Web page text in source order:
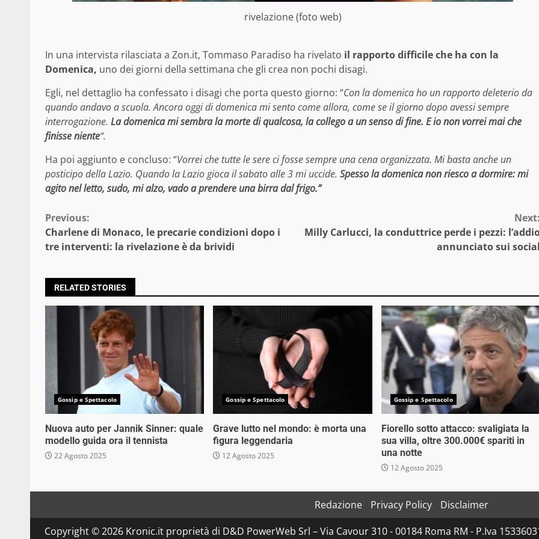
rivelazione (foto web)
In una intervista rilasciata a Zon.it, Tommaso Paradiso ha rivelato il rapporto difficile che ha con la
Domenica, uno dei giorni della settimana che gli crea non pochi disagi.
Egli, nel dettaglio ha confessato i disagi che porta questo giorno: “Con la domenica ho un rapporto deleterio da
quando andavo a scuola. Ancora oggi di domenica mi sento come allora, come se il giorno dopo avessi sempre
interrogazione. La domenica mi sembra la morte di qualcosa, la collego a un senso di fine. E io non vorrei mai che
finisse niente“.
Ha poi aggiunto e concluso: “Vorrei che tutte le sere ci fosse sempre una cena organizzata. Mi basta anche un
posticipo della Lazio. Quando la Lazio gioca il sabato alle 3 mi uccide. Spesso la domenica non riesco a dormire: mi
agito nel letto, sudo, mi alzo, vado a prendere una birra dal frigo.”
Continue
Reading
Previous:
Charlene di Monaco, le precarie condizioni dopo i
tre interventi: la rivelazione è da brividi
Next:
Milly Carlucci, la conduttrice perde i pezzi:
annunciato sui social
RELATED STORIES
Gossip e Spettacolo
Nuova auto per Jannik Sinner: quale
modello guida ora il tennista
22 Agosto 2025
Gossip e Spettacolo
Grave lutto nel mondo: è morta una
figura leggendaria
12 Agosto 2025
Gossip e Spettacolo
Fiorello sotto attacco: svaligiata la
sua villa, oltre 300.000€ spariti in
una notte
12 Agosto 2025
Redazione Privacy Policy
Disclaimer
Copyright © 2026 Kronic.it proprietà di D&D PowerWeb Srl – Via Cavour 310 - 00184 Roma RM - P.Iva